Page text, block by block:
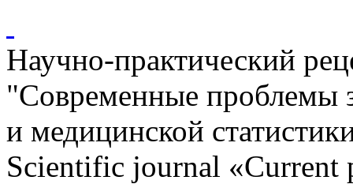
Научно-практический
"Современные проблемы
и медицинской
Scientific journal «Current